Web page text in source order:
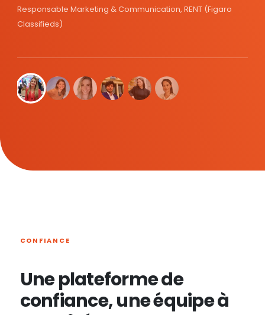
Responsable Marketing & Communication, RENT (Figaro
Classifieds)
CONFIANCE
Une plateforme de
confiance, une équipe à